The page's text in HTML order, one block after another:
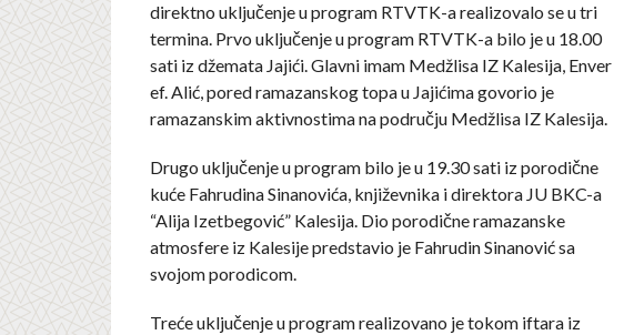
direktno uključenje u program RTVTK-a realizovalo se u tri
termina. Prvo uključenje u program RTVTK-a bilo je u 18.00
sati iz džemata Jajići. Glavni imam Medžlisa IZ Kalesija, Enver
ef. Alić, pored ramazanskog topa u Jajićima govorio je
ramazanskim aktivnostima na području Medžlisa IZ Kalesija.
Drugo uključenje u program bilo je u 19.30 sati iz porodične
kuće Fahrudina Sinanovića, književnika i direktora JU BKC-a
“Alija Izetbegović” Kalesija. Dio porodične ramazanske
atmosfere iz Kalesije predstavio je Fahrudin Sinanović sa
svojom porodicom.
Treće uključenje u program realizovano je tokom iftara iz